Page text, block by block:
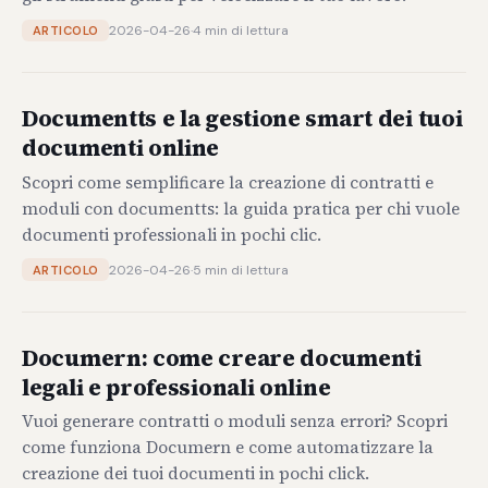
ARTICOLO 2026-04-26·4 min di lettura
Documentts e la gestione smart dei tuoi
documenti online
Scopri come semplificare la creazione di contratti e
moduli con documentts: la guida pratica per chi vuole
documenti professionali in pochi clic.
ARTICOLO 2026-04-26·5 min di lettura
Documern: come creare documenti
legali e professionali online
Vuoi generare contratti o moduli senza errori? Scopri
come funziona Documern e come automatizzare la
creazione dei tuoi documenti in pochi click.